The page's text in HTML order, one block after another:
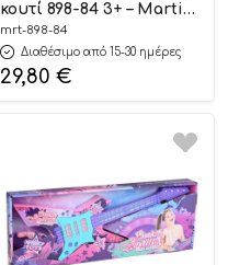
κουτί 898-84 3+ – Martin
Toys
mrt-898-84
Διαθέσιμο από 15-30 ημέρες
29,80 €